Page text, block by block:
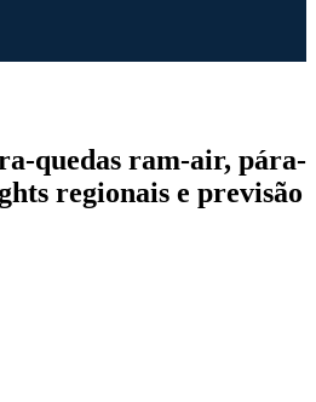
quedas ram-air, pára-
regionais e previsão